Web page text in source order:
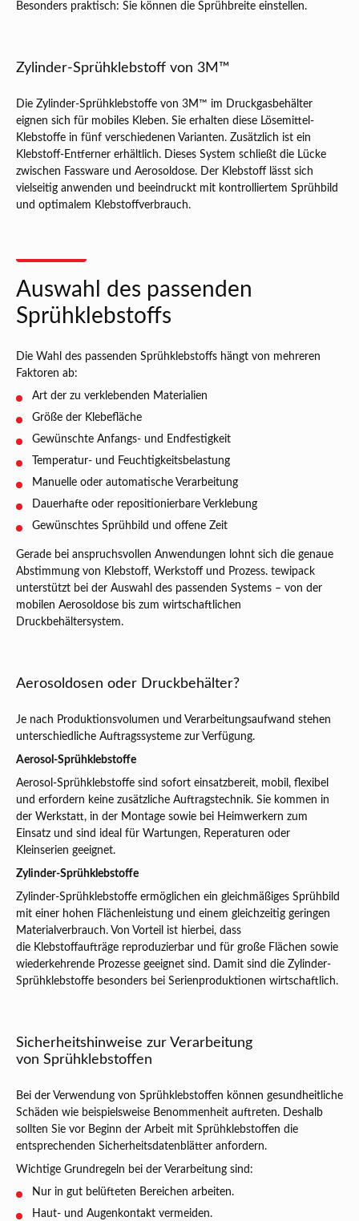
Besonders praktisch: Sie können die Sprühbreite einstellen.
Zylinder-Sprühklebstoff von 3M™
Die Zylinder-Sprühklebstoffe von 3M™ im Druckgasbehälter
eignen sich für mobiles Kleben. Sie erhalten diese Lösemittel-
Klebstoffe in fünf verschiedenen Varianten. Zusätzlich ist ein
Klebstoff-Entferner erhältlich. Dieses System schließt die Lücke
zwischen Fassware und Aerosoldose. Der Klebstoff lässt sich
vielseitig anwenden und beeindruckt mit kontrolliertem Sprühbild
und optimalem Klebstoffverbrauch.
Auswahl des passenden
Sprühklebstoffs
Die Wahl des passenden Sprühklebstoffs hängt von mehreren
Faktoren ab:
Art der zu verklebenden Materialien
Größe der Klebefläche
Gewünschte Anfangs- und Endfestigkeit
Temperatur- und Feuchtigkeitsbelastung
Manuelle oder automatische Verarbeitung
Dauerhafte oder repositionierbare Verklebung
Gewünschtes Sprühbild und offene Zeit
Gerade bei anspruchsvollen Anwendungen lohnt sich die genaue
Abstimmung von Klebstoff, Werkstoff und Prozess. tewipack
unterstützt bei der Auswahl des passenden Systems – von der
mobilen Aerosoldose bis zum wirtschaftlichen
Druckbehältersystem.
Aerosoldosen oder Druckbehälter?
Je nach Produktionsvolumen und Verarbeitungsaufwand stehen
unterschiedliche Auftragssysteme zur Verfügung.
Aerosol-Sprühklebstoffe
Aerosol-Sprühklebstoffe sind sofort einsatzbereit, mobil, flexibel
und erfordern keine zusätzliche Auftragstechnik. Sie kommen in
der Werkstatt, in der Montage sowie bei Heimwerkern zum
Einsatz und sind ideal für Wartungen, Reperaturen oder
Kleinserien geeignet.
Zylinder-Sprühklebstoffe
Zylinder-Sprühklebstoffe ermöglichen ein gleichmäßiges Sprühbild
mit einer hohen Flächenleistung und einem gleichzeitig geringen
Materialverbrauch. Von Vorteil ist hierbei, dass
die Klebstoffaufträge reproduzierbar und für große Flächen sowie
wiederkehrende Prozesse geeignet sind. Damit sind die Zylinder-
Sprühklebstoffe besonders bei Serienproduktionen wirtschaftlich.
Sicherheitshinweise zur Verarbeitung
von Sprühklebstoffen
Bei der Verwendung von Sprühklebstoffen können gesundheitliche
Schäden wie beispielsweise Benommenheit auftreten. Deshalb
sollten Sie vor Beginn der Arbeit mit Sprühklebstoffen die
entsprechenden Sicherheitsdatenblätter anfordern.
Wichtige Grundregeln bei der Verarbeitung sind:
Nur in gut belüfteten Bereichen arbeiten.
Haut- und Augenkontakt vermeiden.